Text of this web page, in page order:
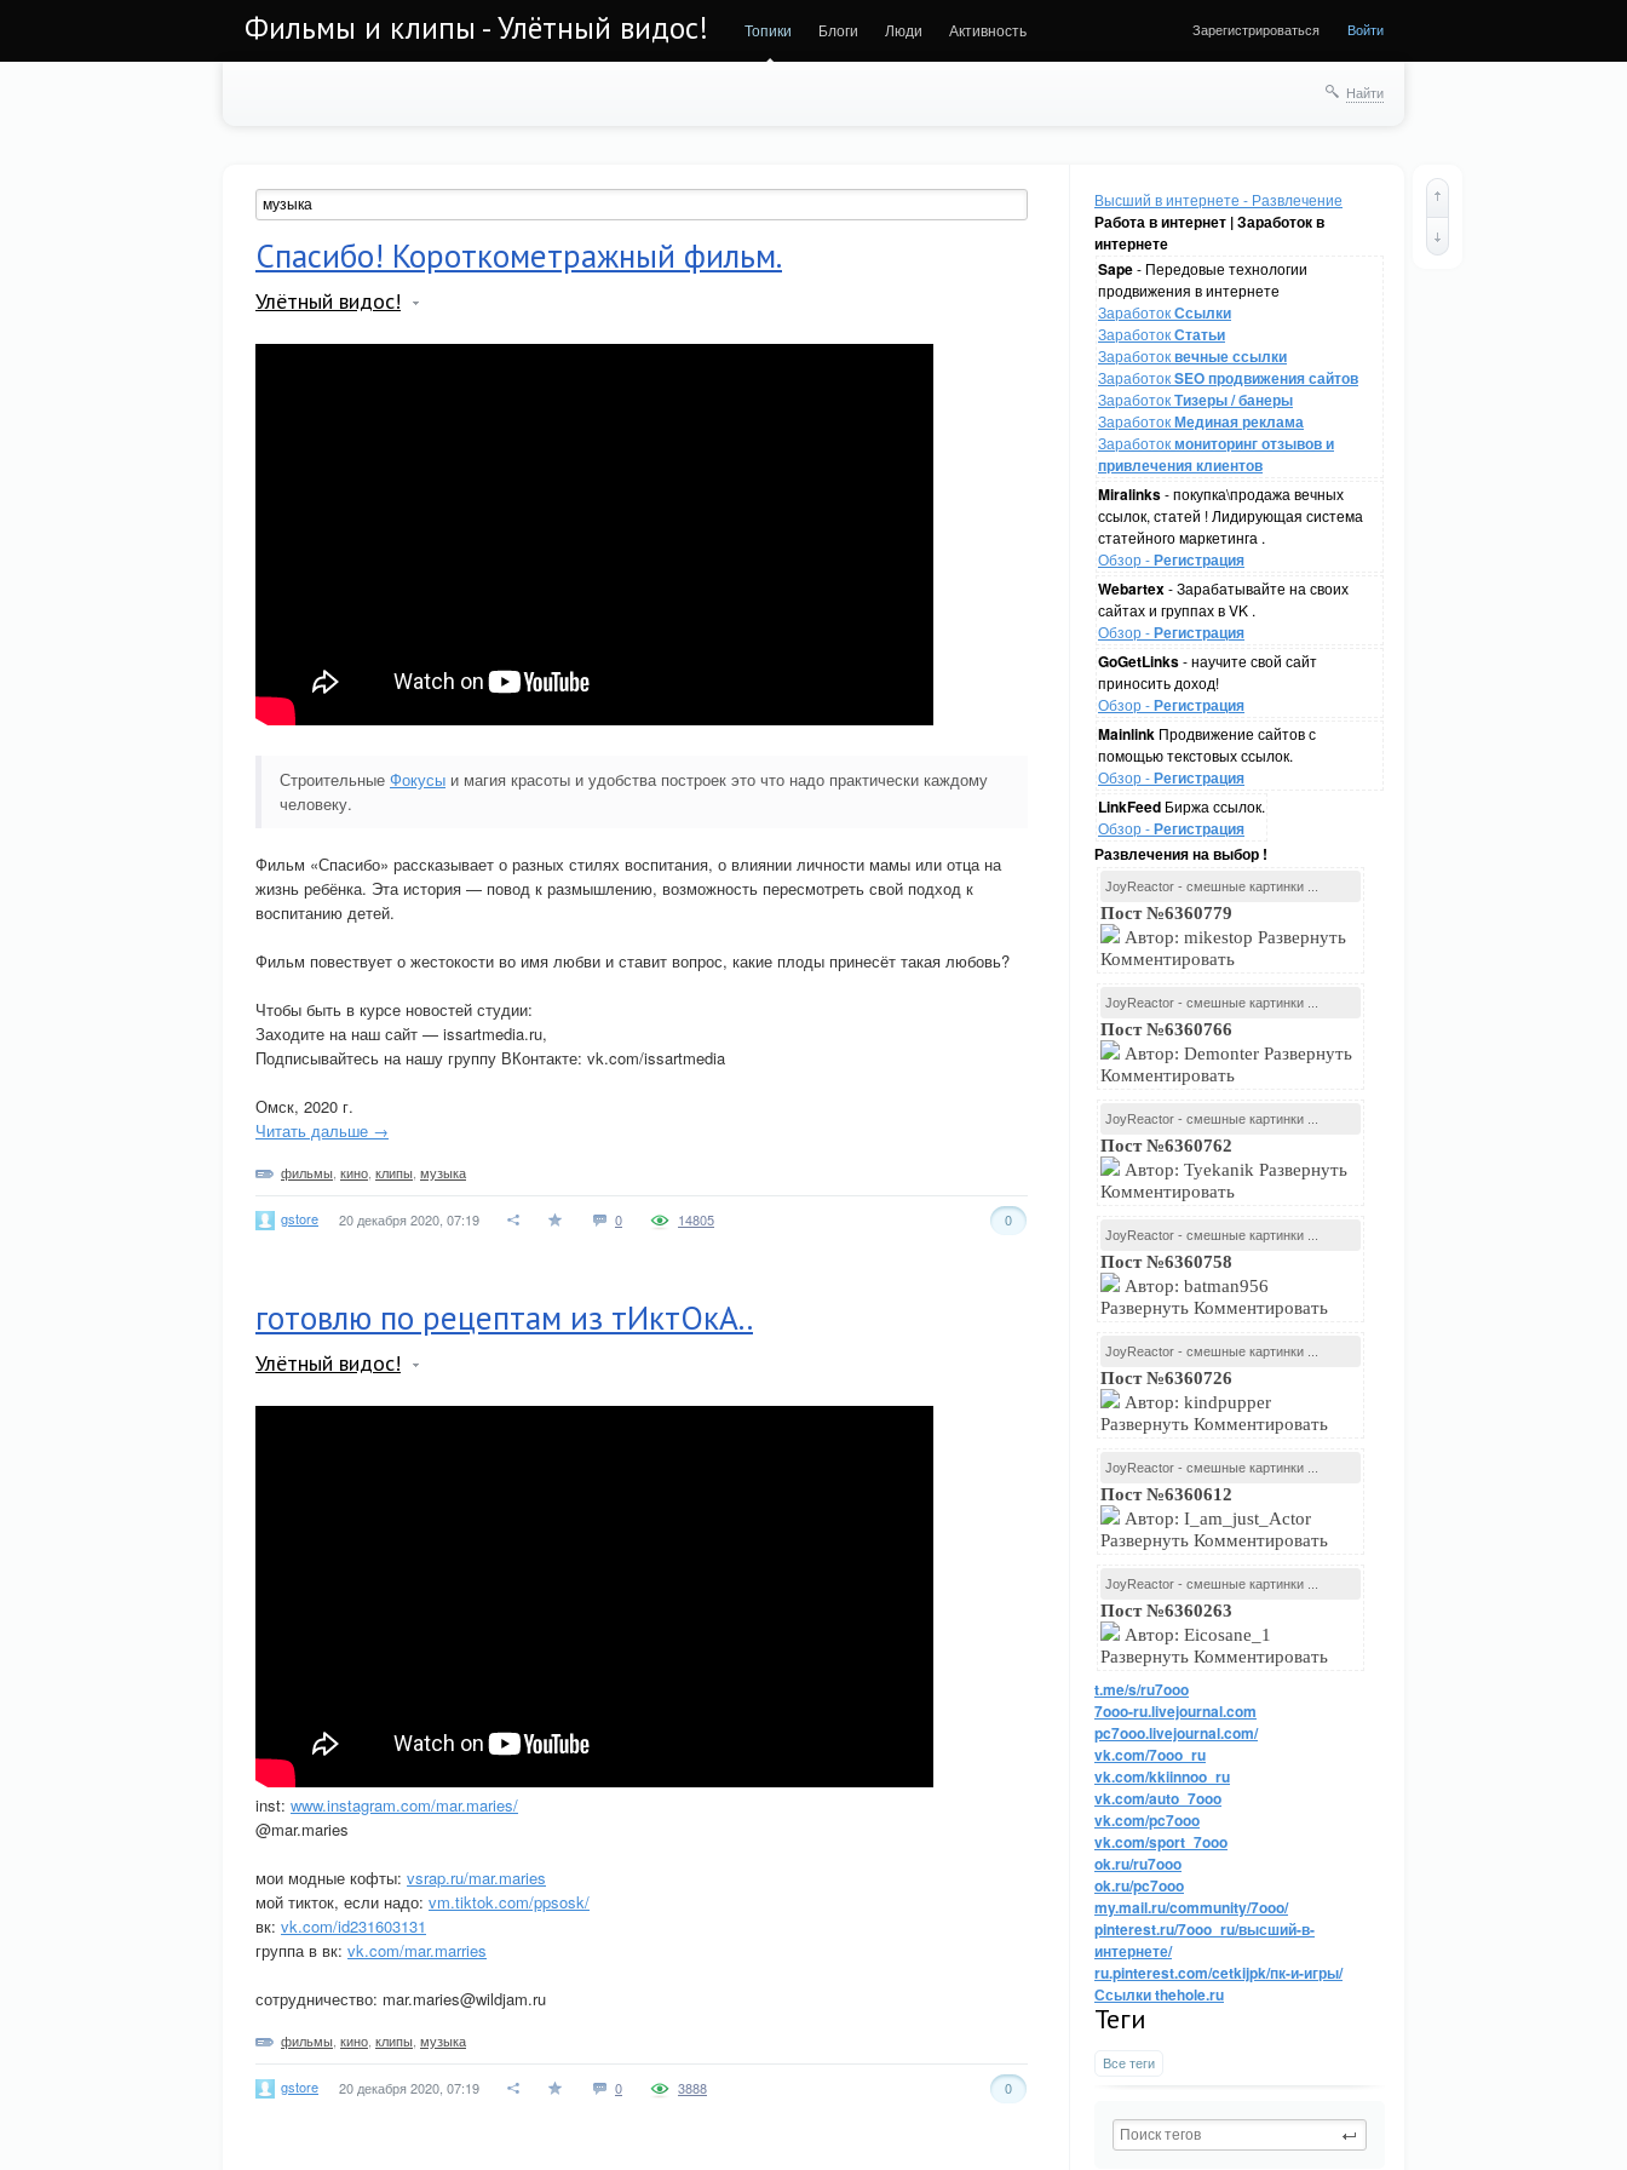
Фильмы и клипы - Улётный видос! Топики Блоги Люди Активность Зарегистрироваться Войти
Найти
Высший в интернете - Развлечение
Работа в интернет | Заработок в
интернете
Sape- Передовые технологии
продвижения в интернете
ЗаработокСсылки
ЗаработокСтатьи
Заработоквечные ссылки
ЗаработокSEO продвижения сайтов
ЗаработокТизеры / банеры
ЗаработокМединая реклама
Заработокмониторинг отзывов и
привлечения клиентов
Miralinks- покупка\продажа вечных
ссылок, статей ! Лидирующая система
статейного маркетинга .
Обзор -Регистрация
Webartex- Зарабатывайте на своих
сайтах и группах в VK .
Обзор -Регистрация
GoGetLinks- научите свой сайт
приносить доход!
Обзор -Регистрация
Mainlink Продвижение сайтов с
помощью текстовых ссылок.
Обзор -Регистрация
LinkFeed Биржа ссылок.
Обзор -Регистрация
Развлечения на выбор !
JoyReactor - смешные картинки ...
Пост №6360779
Автор: mikestop Развернуть
Комментировать
JoyReactor - смешные картинки ...
Пост №6360766
Автор: Demonter Развернуть
Комментировать
JoyReactor - смешные картинки ...
Пост №6360762
Автор: Tyekanik Развернуть
Комментировать
JoyReactor - смешные картинки ...
Пост №6360758
Автор: batman956
Развернуть Комментировать
JoyReactor - смешные картинки ...
Пост №6360726
Автор: kindpupper
Развернуть Комментировать
JoyReactor - смешные картинки ...
Пост №6360612
Автор: I_am_just_Actor
Развернуть Комментировать
JoyReactor - смешные картинки ...
Пост №6360263
Автор: Eicosane_1
Развернуть Комментировать
t.me/s/ru7ooo
7ooo-ru.livejournal.com
pc7ooo.livejournal.com/
vk.com/7ooo_ru
vk.com/kkiinnoo_ru
vk.com/auto_7ooo
vk.com/pc7ooo
vk.com/sport_7ooo
ok.ru/ru7ooo
ok.ru/pc7ooo
my.mail.ru/community/7ooo/
pinterest.ru/7ooo_ru/высший-в-
интернете/
ru.pinterest.com/cetkijpk/пк-и-игры/
Ссылки thehole.ru
Теги
Все теги
Спасибо! Короткометражный фильм.
Улётный видос!
Строительные Фокусы и магия красоты и удобства построек это что надо практически каждому
человеку.
Фильм «Спасибо» рассказывает о разных стилях воспитания, о влиянии личности мамы или отца на
жизнь ребёнка. Эта история — повод к размышлению, возможность пересмотреть свой подход к
воспитанию детей.
Фильм повествует о жестокости во имя любви и ставит вопрос, какие плоды принесёт такая любовь?
Чтобы быть в курсе новостей студии:
Заходите на наш сайт — issartmedia.ru,
Подписывайтесь на нашу группу ВКонтакте: vk.com/issartmedia
Омск, 2020 г.
Читать дальше →
фильмы кино клипы музыка
gstore 20 декабря 2020, 07:19 0 0
14805
готовлю по рецептам из тИктОкА..
Улётный видос!
inst: www.instagram.com/mar.maries/
@mar.maries
мои модные кофты: vsrap.ru/mar.maries
мой тикток, если надо: vm.tiktok.com/ppsosk/
вк: vk.com/id231603131
группа в вк: vk.com/mar.marries
сотрудничество: mar.maries@wildjam.ru
фильмы кино клипы музыка
gstore 20 декабря 2020, 07:19 0 0
3888